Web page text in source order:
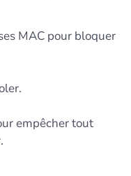
MAC pour bloquer
empêcher tout